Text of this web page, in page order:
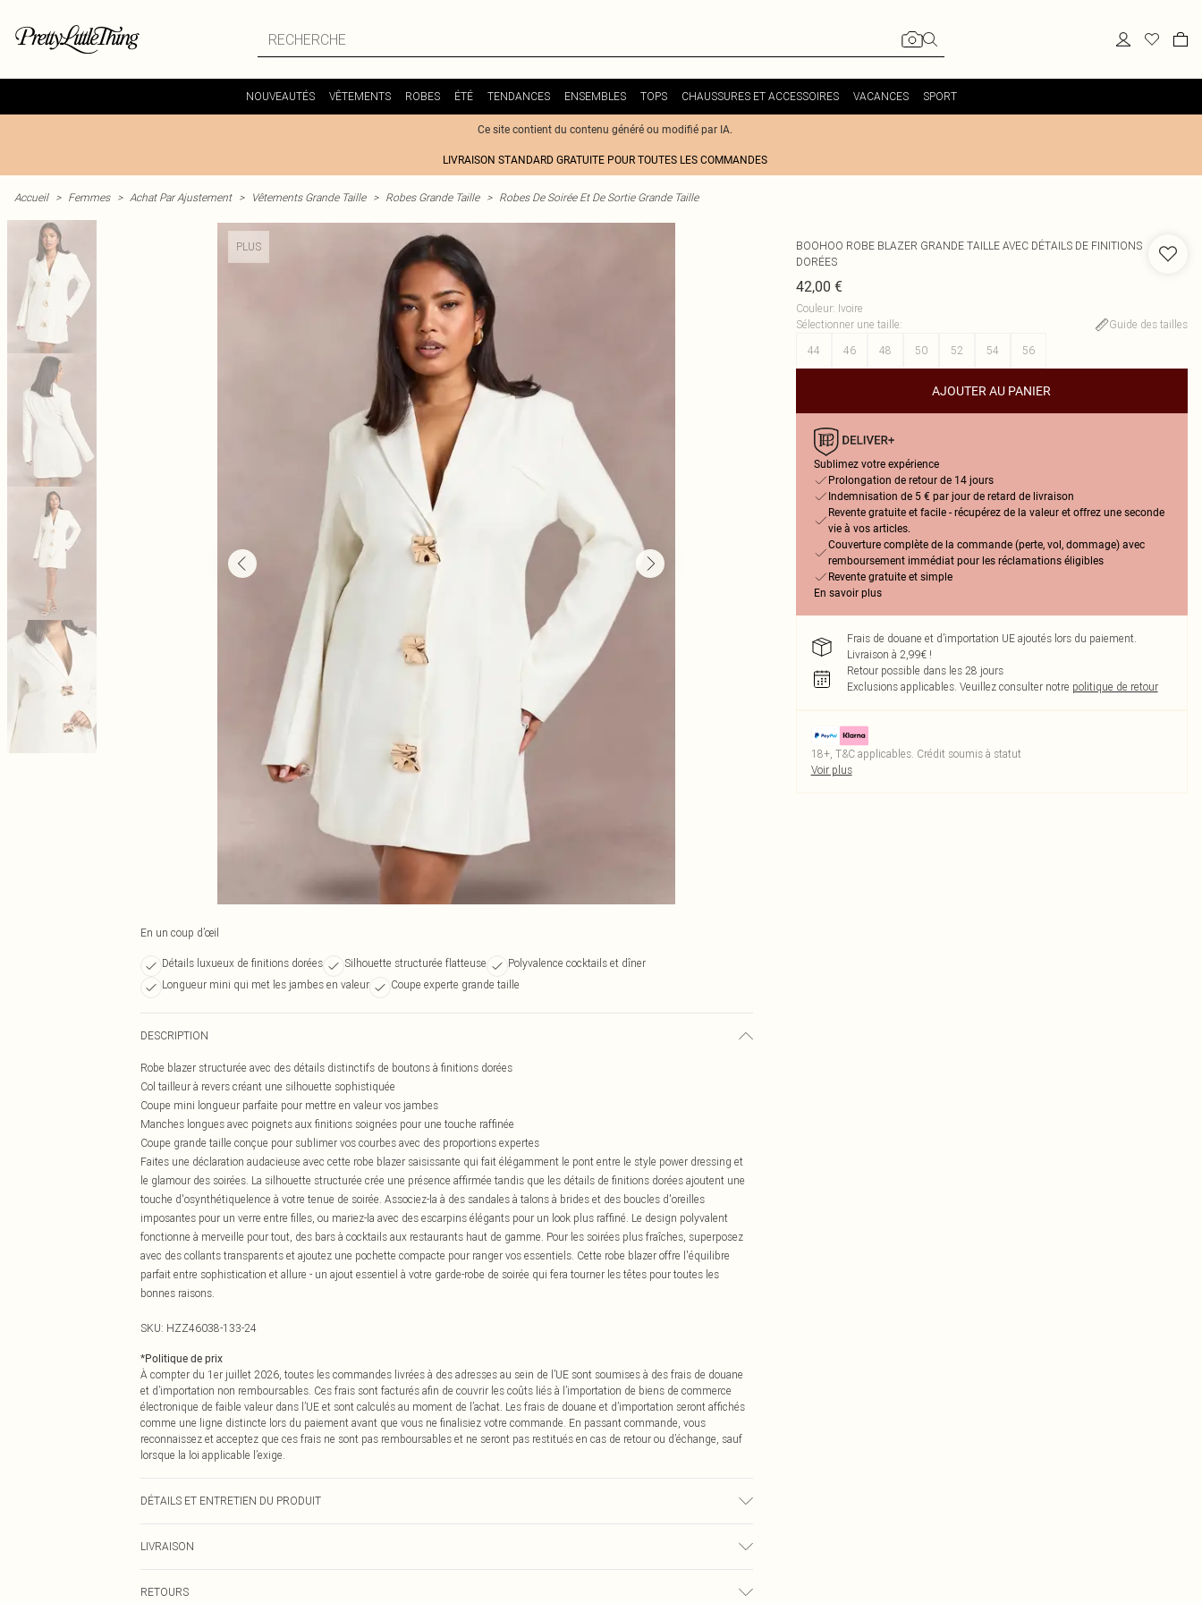
NOUVEAUTÉS VÊTEMENTS ROBES ÉTÉ TENDANCES ENSEMBLES TOPS CHAUSSURES ET ACCESSOIRES VACANCES SPORT
Ce site contient du contenu généré ou modifié par IA.
LIVRAISON STANDARD GRATUITE POUR TOUTES LES COMMANDES
Accueil > Femmes > Achat Par Ajustement > Vêtements Grande Taille > Robes Grande Taille > Robes De Soirée Et De Sortie Grande Taille
PLUS
En un coup d’œil
Détails luxueux de finitions dorées Silhouette structurée flatteuse
Polyvalence cocktails et dîner
Longueur mini qui met les jambes en valeur
Coupe experte grande taille
DESCRIPTION
Robe blazer structurée avec des détails distinctifs de boutons à finitions dorées
Col tailleur à revers créant une silhouette sophistiquée
Coupe mini longueur parfaite pour mettre en valeur vos jambes
Manches longues avec poignets aux finitions soignées pour une touche raffinée
Coupe grande taille conçue pour sublimer vos courbes avec des proportions expertes
Faites une déclaration audacieuse avec cette robe blazer saisissante qui fait élégamment le pont entre le style power dressing et
le glamour des soirées. La silhouette structurée crée une présence affirmée tandis que les détails de finitions dorées ajoutent une
touche d'osynthétiquelence à votre tenue de soirée. Associez-la à des sandales à talons à brides et des boucles d'oreilles
imposantes pour un verre entre filles, ou mariez-la avec des escarpins élégants pour un look plus raffiné. Le design polyvalent
fonctionne à merveille pour tout, des bars à cocktails aux restaurants haut de gamme. Pour les soirées plus fraîches, superposez
avec des collants transparents et ajoutez une pochette compacte pour ranger vos essentiels. Cette robe blazer offre l'équilibre
parfait entre sophistication et allure - un ajout essentiel à votre garde-robe de soirée qui fera tourner les têtes pour toutes les
bonnes raisons.
SKU: HZZ46038-133-24
*Politique de prix
À compter du 1er juillet 2026, toutes les commandes livrées à des adresses au sein de l’UE sont soumises à des frais de douane
et d’importation non remboursables. Ces frais sont facturés afin de couvrir les coûts liés à l’importation de biens de commerce
électronique de faible valeur dans l’UE et sont calculés au moment de l’achat. Les frais de douane et d’importation seront affichés
comme une ligne distincte lors du paiement avant que vous ne finalisiez votre commande. En passant commande, vous
reconnaissez et acceptez que ces frais ne sont pas remboursables et ne seront pas restitués en cas de retour ou d’échange, sauf
lorsque la loi applicable l’exige.
DÉTAILS ET ENTRETIEN DU PRODUIT
LIVRAISON
RETOURS
BOOHOO ROBE BLAZER GRANDE TAILLE AVEC DÉTAILS DE FINITIONS
DORÉES
42,00 €
Couleur: Ivoire
Sélectionner une taille:
Guide des tailles
44
46 48 50 52 54 56
AJOUTER AU PANIER
Sublimez votre expérience
Prolongation de retour de 14 jours
Indemnisation de 5 € par jour de retard de livraison
Revente gratuite et facile - récupérez de la valeur et offrez une seconde
vie à vos articles.
Couverture complète de la commande (perte, vol, dommage) avec
remboursement immédiat pour les réclamations éligibles
Revente gratuite et simple
En savoir plus
Frais de douane et d’importation UE ajoutés lors du paiement.
Livraison à 2,99€ !
Retour possible dans les 28 jours
Exclusions applicables. Veuillez consulter notre politique de retour
18+, T&C applicables. Crédit soumis à statut
Voir plus